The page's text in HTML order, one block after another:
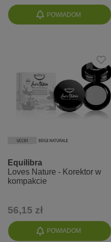
POWIADOM
POWIADOM
Equilibra
Loves Nature - Korektor w
kompakcie
56,15 zł